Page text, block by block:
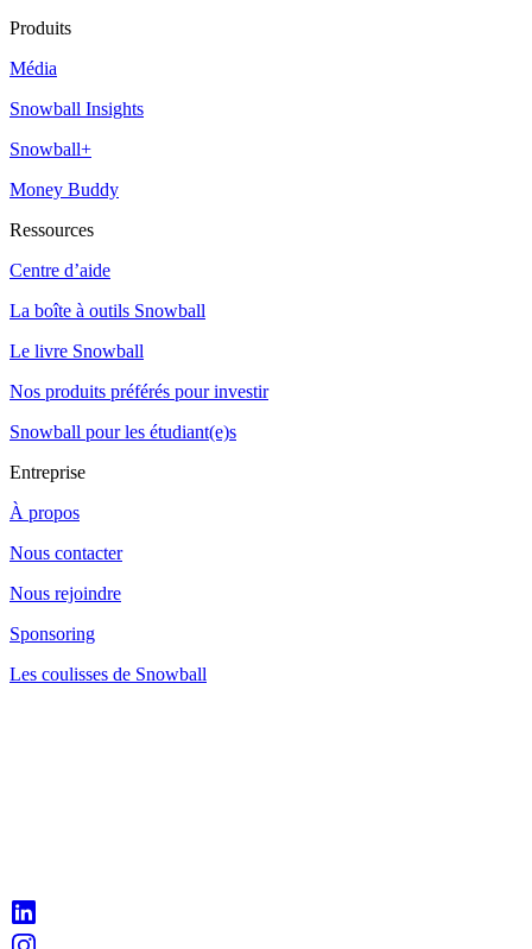
Produits
Média
Snowball Insights
Snowball+
Money Buddy
Ressources
Centre d’aide
La boîte à outils Snowball
Le livre Snowball
Nos produits préférés pour investir
Snowball pour les étudiant(e)s
Entreprise
À propos
Nous contacter
Nous rejoindre
Sponsoring
Les coulisses de Snowball